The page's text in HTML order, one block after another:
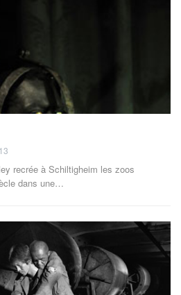
recrée à Schiltigheim les zoos
dans une…